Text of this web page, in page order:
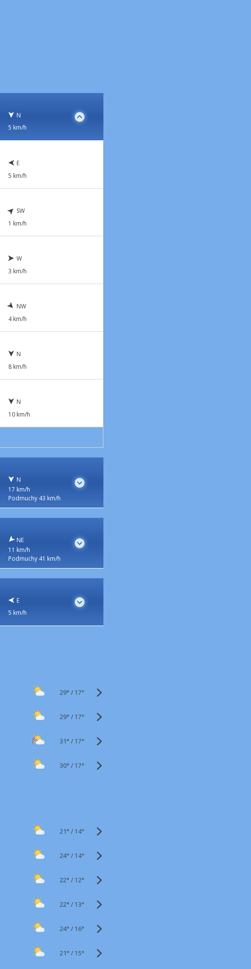
N
5 km/h
E
5 km/h
SW
1 km/h
W
3 km/h
NW
4 km/h
N
8 km/h
N
10 km/h
N
17 km/h
Podmuchy 43 km/h
NE
11 km/h
Podmuchy 41 km/h
E
5 km/h
29° / 17°
29° / 17°
31° / 17°
30° / 17°
21° / 14°
24° / 14°
22° / 12°
22° / 13°
24° / 16°
21° / 15°